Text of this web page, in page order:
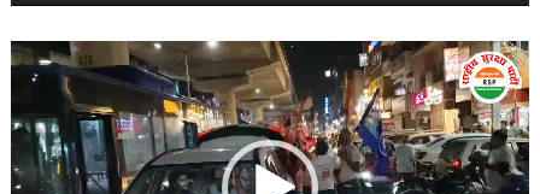
Video
Player